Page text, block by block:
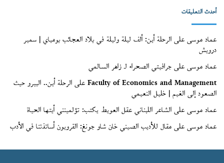
أحدث التعليقات
عماد موسىعلىالرحلة أين: ألف ليلة وليلة في بلاد العجائب بومباي | سمير
درويش
عماد موسىعلىجرافيتي الصحراء لـ زاهر السالمي
Faculty of Economics and Managementعلىالرحلة أين.. البيرو حيث
الصعود إلى الغيم | خليل النعيمي
عماد موسىعلىالشاعر اللبناني عقل العويط يكتب: تؤلمينني أيتها الحياة
عماد موسىعلىمقال للأديب الصيني خان شاو جونغ: القرويون أساتذتنا في الأدب